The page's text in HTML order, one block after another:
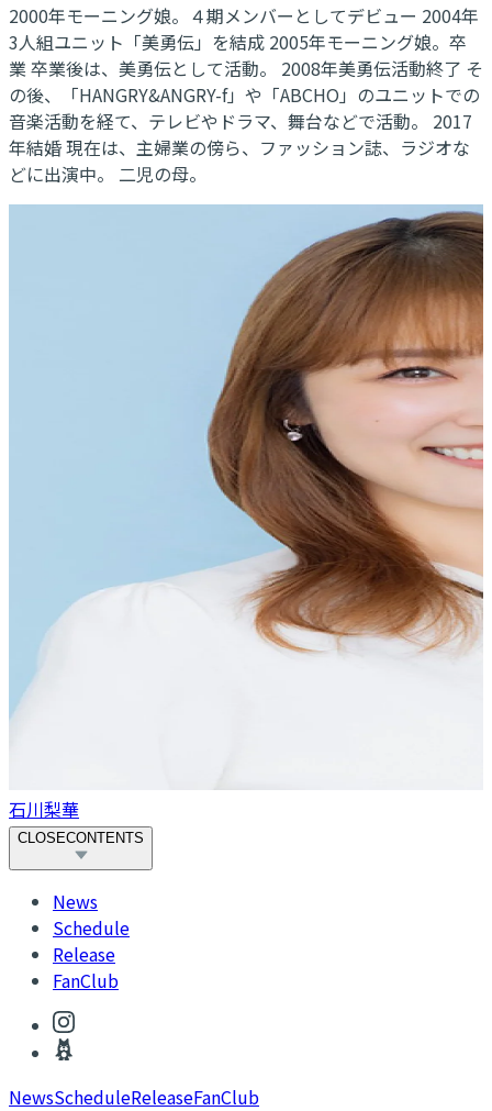
2000年モーニング娘。４期メンバーとしてデビュー 2004年
3人組ユニット「美勇伝」を結成 2005年モーニング娘。卒
業 卒業後は、美勇伝として活動。 2008年美勇伝活動終了 そ
の後、「HANGRY&ANGRY-f」や「ABCHO」のユニットでの
音楽活動を経て、テレビやドラマ、舞台などで活動。 2017
年結婚 現在は、主婦業の傍ら、ファッション誌、ラジオな
どに出演中。 二児の母。
石川梨華
CLOSECONTENTS
News
Schedule
Release
FanClub
NewsScheduleReleaseFanClub